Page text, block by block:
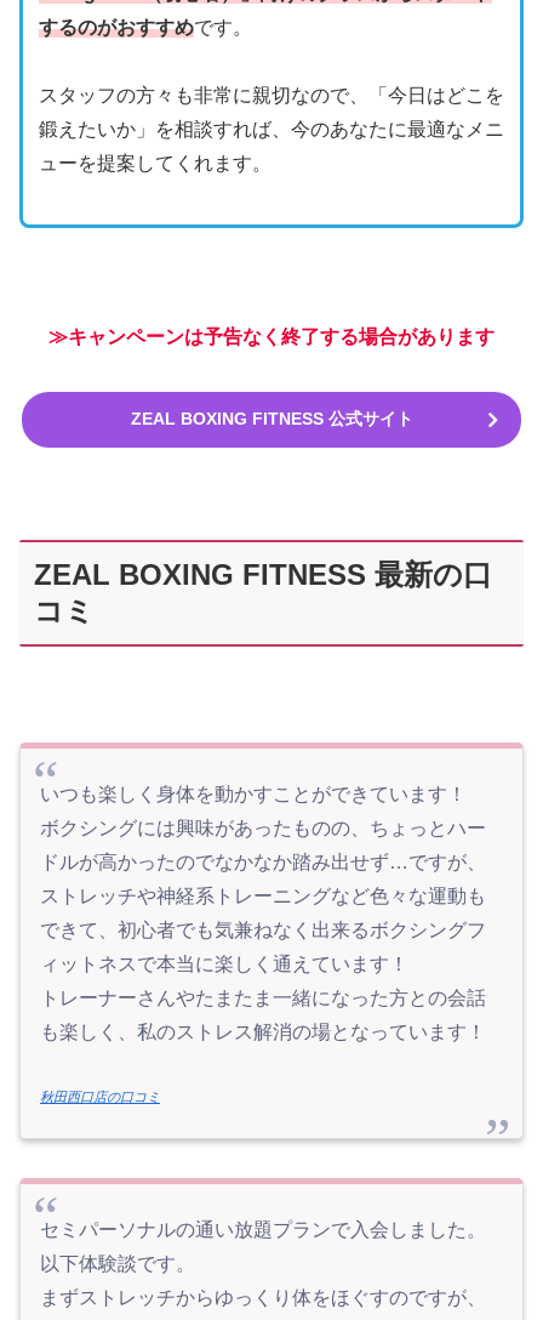
するのがおすすめです。
スタッフの方々も非常に親切なので、「今日はどこを
鍛えたいか」を相談すれば、今のあなたに最適なメニ
ューを提案してくれます。
≫キャンペーンは予告なく終了する場合があります
ZEAL BOXING FITNESS 公式サイト
ZEAL BOXING FITNESS 最新の口
コミ
いつも楽しく身体を動かすことができています！
ボクシングには興味があったものの、ちょっとハー
ドルが高かったのでなかなか踏み出せず…ですが、
ストレッチや神経系トレーニングなど色々な運動も
できて、初心者でも気兼ねなく出来るボクシングフ
ィットネスで本当に楽しく通えています！
トレーナーさんやたまたま一緒になった方との会話
も楽しく、私のストレス解消の場となっています！
秋田西口店の口コミ
セミパーソナルの通い放題プランで入会しました。
以下体験談です。
まずストレッチからゆっくり体をほぐすのですが、